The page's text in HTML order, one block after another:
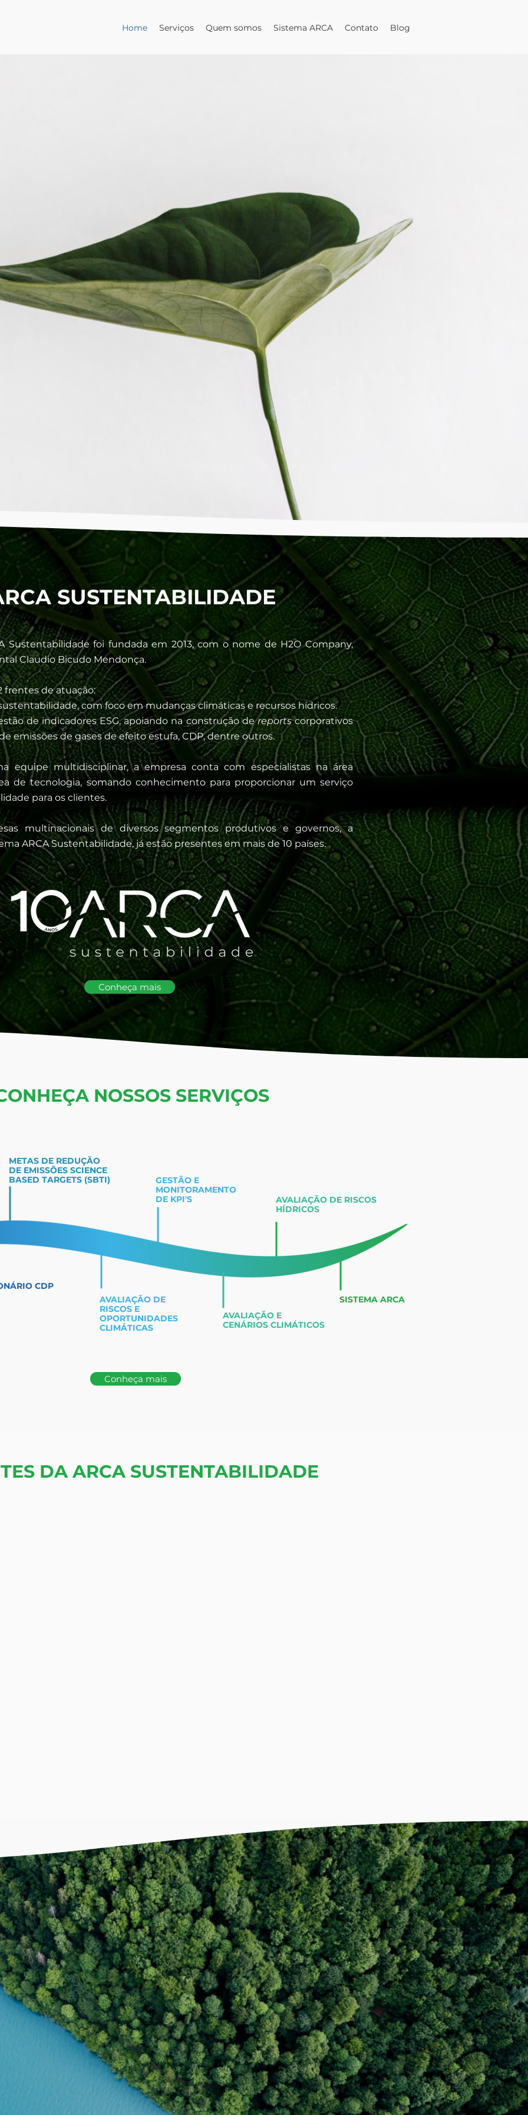
Home Serviços Quem somos Sistema ARCA Contato Blog
NOSSOS SERVIÇOS
METAS DE REDUÇÃO
DE EMISSÕES SCIENCE
BASED TARGETS (SBTI)
GESTÃO E
MONITORAMENTO
DE KPI'S
AVALIAÇÃO DE RISCOS
HÍDRICOS
CDP
AVALIAÇÃO DE
RISCOS E
OPORTUNIDADES
CLIMÁTICAS
SISTEMA ARCA
AVALIAÇÃO E
CENÁRIOS CLIMÁTICOS
Conheça mais
SUSTENTABILIDADE
Sustentabilidade foi fundada em 2013, com o nome de H2O Company,
Claudio Bicudo Mendonça.
frentes de atuação:
com foco em mudanças climáticas e recursos hídricos.
de indicadores ESG, apoiando na construção dereportscorporativos
emissões de gases de efeito estufa, CDP, dentre outros.
equipe multidisciplinar, a empresa conta com especialistas na área
de tecnologia, somando conhecimento para proporcionar um serviço
para os clientes.
multinacionais de diversos segmentos produtivos e governos, a
ARCA Sustentabilidade, já estão presentes em mais de 10 países.
Conheça mais
DA ARCA SUSTENTABILIDADE
DE GESTÃO PARA A SUSTENTABILIDADE